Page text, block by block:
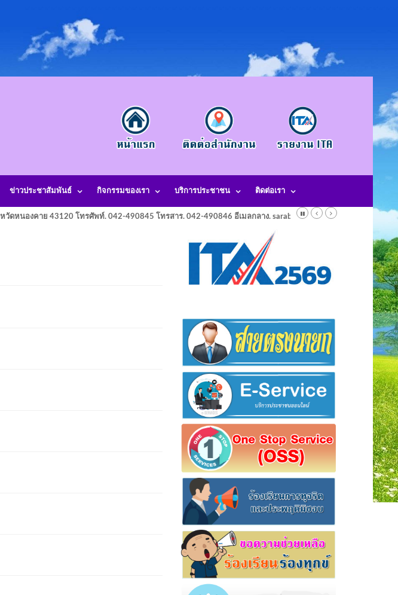
ข่าวประชาสัมพันธ์ กิจกรรมของเรา บริการประชาชน ติดต่อเรา
ดหนองคาย 43120 โทรศัพท์. 042-490845 โทรสาร. 042-490846 อีเมลกลาง. saraban@laotangkham.go.th